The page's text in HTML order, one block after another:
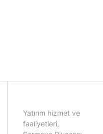
Yatırım hizmet ve
faaliyetleri,